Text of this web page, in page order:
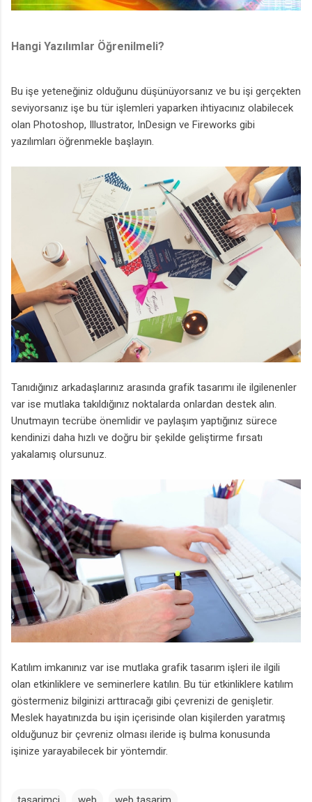
Hangi Yazılımlar Öğrenilmeli?
Bu işe yeteneğiniz olduğunu düşünüyorsanız ve bu işi gerçekten
seviyorsanız işe bu tür işlemleri yaparken ihtiyacınız olabilecek
olan Photoshop, Illustrator, InDesign ve Fireworks gibi
yazılımları öğrenmekle başlayın.
Tanıdığınız arkadaşlarınız arasında grafik tasarımı ile ilgilenenler
var ise mutlaka takıldığınız noktalarda onlardan destek alın.
Unutmayın tecrübe önemlidir ve paylaşım yaptığınız sürece
kendinizi daha hızlı ve doğru bir şekilde geliştirme fırsatı
yakalamış olursunuz.
Katılım imkanınız var ise mutlaka grafik tasarım işleri ile ilgili
olan etkinliklere ve seminerlere katılın. Bu tür etkinliklere katılım
göstermeniz bilginizi arttıracağı gibi çevrenizi de genişletir.
Meslek hayatınızda bu işin içerisinde olan kişilerden yaratmış
olduğunuz bir çevreniz olması ileride iş bulma konusunda
işinize yarayabilecek bir yöntemdir.